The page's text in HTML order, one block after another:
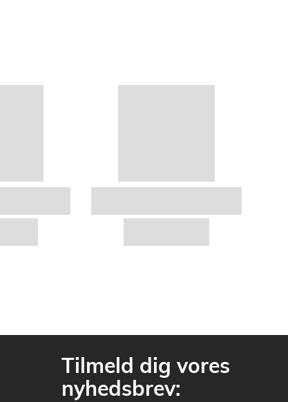
Tilmeld dig vores
nyhedsbrev: